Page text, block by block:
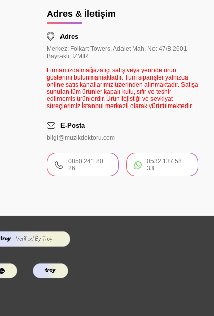
Adres & İletişim
Adres
Merkez: Folkart Towers, Adalet Mah. No: 47/B 2601
Bayraklı, İZMİR
Firmamızda mağaza içi satış veya yerinde ürün
gösterimi bulunmamaktadır. Tüm siparişler yalnızca
online satış kanallarımız üzerinden alınmaktadır. Satışa
sunulan tüm ürünler kapalı kutu, sıfır ve teşhir
edilmemiş ürünlerdir. Ürün lojistiği ve sevkiyat
süreçlerimiz İstanbul merkezli olarak yürütülmektedir.
E-Posta
bilgi@muzikdoktoru.com
0850 241 80
26
0532 137 58
33